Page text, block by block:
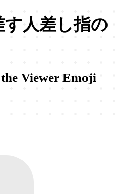
す人差し指の
Viewer Emoji